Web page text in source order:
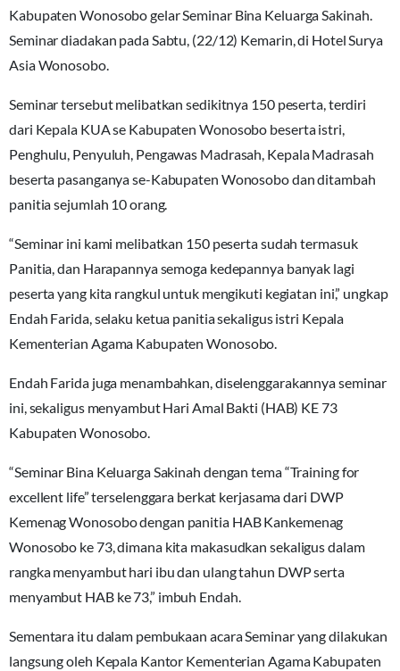
Kabupaten Wonosobo gelar Seminar Bina Keluarga Sakinah.
Seminar diadakan pada Sabtu, (22/12) Kemarin, di Hotel Surya
Asia Wonosobo.
Seminar tersebut melibatkan sedikitnya 150 peserta, terdiri
dari Kepala KUA se Kabupaten Wonosobo beserta istri,
Penghulu, Penyuluh, Pengawas Madrasah, Kepala Madrasah
beserta pasanganya se-Kabupaten Wonosobo dan ditambah
panitia sejumlah 10 orang.
“Seminar ini kami melibatkan 150 peserta sudah termasuk
Panitia, dan Harapannya semoga kedepannya banyak lagi
peserta yang kita rangkul untuk mengikuti kegiatan ini,” ungkap
Endah Farida, selaku ketua panitia sekaligus istri Kepala
Kementerian Agama Kabupaten Wonosobo.
Endah Farida juga menambahkan, diselenggarakannya seminar
ini, sekaligus menyambut Hari Amal Bakti (HAB) KE 73
Kabupaten Wonosobo.
“Seminar Bina Keluarga Sakinah dengan tema “Training for
excellent life” terselenggara berkat kerjasama dari DWP
Kemenag Wonosobo dengan panitia HAB Kankemenag
Wonosobo ke 73, dimana kita makasudkan sekaligus dalam
rangka menyambut hari ibu dan ulang tahun DWP serta
menyambut HAB ke 73,” imbuh Endah.
Sementara itu dalam pembukaan acara Seminar yang dilakukan
langsung oleh Kepala Kantor Kementerian Agama Kabupaten